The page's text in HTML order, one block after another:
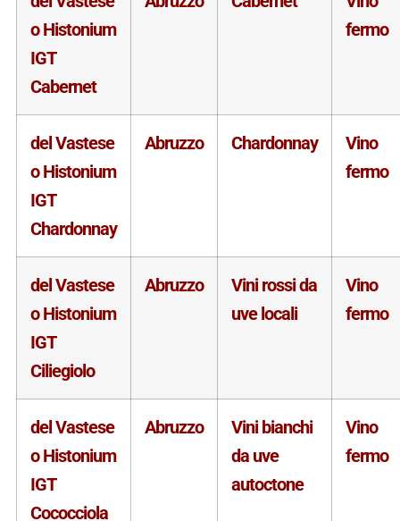
o Histonium
IGT
Cabernet
fermo
del Vastese
o Histonium
IGT
Chardonnay
Abruzzo Chardonnay
Vino
fermo
del Vastese
o Histonium
IGT
Ciliegiolo
Abruzzo
Vini rossi da
uve locali
Vino
fermo
del Vastese
o Histonium
IGT
Cococciola
Abruzzo
Vini bianchi
da uve
autoctone
Vino
fermo